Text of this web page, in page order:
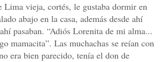
Lima vieja, cortés, le gustaba dormir en
abajo en la casa, además desde ahí
pasaban. “Adiós Lorenita de mi alma...
mamacita”. Las muchachas se reían con
era bien parecido, tenía el don de